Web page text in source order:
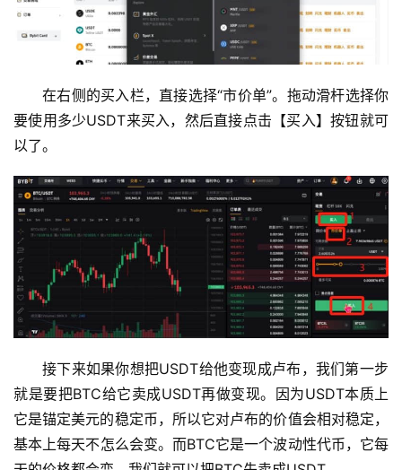
在右侧的买入栏，直接选择“市价单”。拖动滑杆选择你
要使用多少USDT来买入，然后直接点击【买入】按钮就可
以了。
接下来如果你想把USDT给他变现成卢布，我们第一步
就是要把BTC给它卖成USDT再做变现。因为USDT本质上
它是锚定美元的稳定币，所以它对卢布的价值会相对稳定，
基本上每天不怎么会变。而BTC它是一个波动性代币，它每